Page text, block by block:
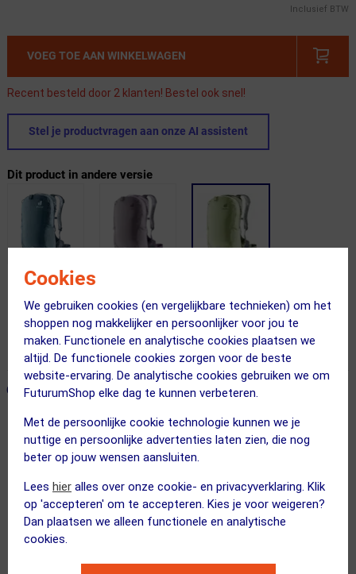
Cookies
We gebruiken cookies (en vergelijkbare technieken) om het
shoppen nog makkelijker en persoonlijker voor jou te
maken. Functionele en analytische cookies plaatsen we
altijd. De functionele cookies zorgen voor de beste
website-ervaring. De analytische cookies gebruiken we om
FuturumShop elke dag te kunnen verbeteren.
Met de persoonlijke cookie technologie kunnen we je
nuttige en persoonlijke advertenties laten zien, die nog
beter op jouw wensen aansluiten.
Lees hier alles over onze cookie- en privacyverklaring. Klik
op 'accepteren' om te accepteren. Kies je voor weigeren?
Dan plaatsen we alleen functionele en analytische
cookies.
Inclusief BTW
VOEG TOE AAN WINKELWAGEN
Recent besteld door 2 klanten! Bestel ook snel!
Stel je productvragen aan onze AI assistent
Dit product in andere versie
Gratis bezorging & retourneren
Voor 23:00 uur besteld, morgen in huis
← Terug naar productnavigatie
ONZE AANBEVOLEN COMBINATIE